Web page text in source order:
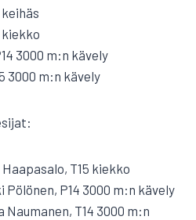
kiekko
3000 m:n kävely
3000 m:n kävely
T15 kiekko
P14 3000 m:n kävely
T14 3000 m:n